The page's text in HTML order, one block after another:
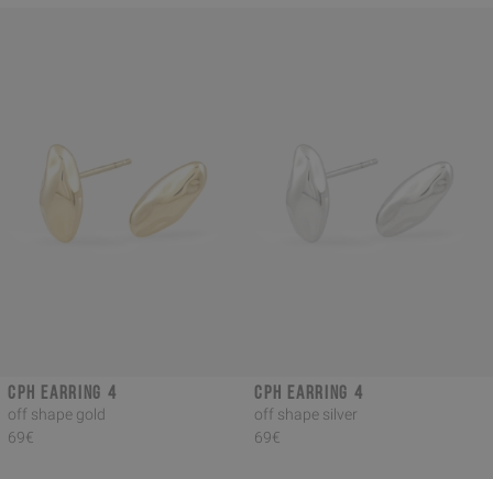
CPH EARRING 4
off shape gold
69€
CPH EARRING 4
off shape silver
69€